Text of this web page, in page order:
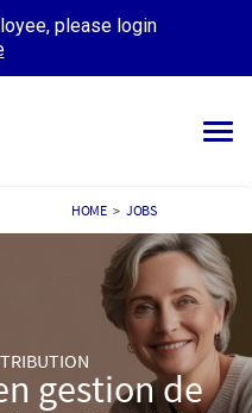
please login
HOME > JOBS
gestion de